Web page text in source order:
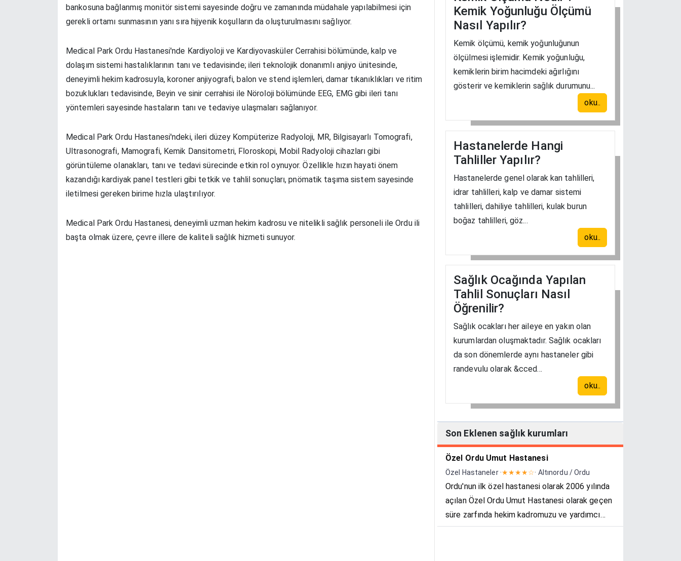
bankosuna bağlanmış monitör sistemi sayesinde doğru ve zamanında müdahale yapılabilmesi için
gerekli ortamı sunmasının yanı sıra hijyenik koşulların da oluşturulmasını sağlıyor.
Medical Park Ordu Hastanesi'nde Kardiyoloji ve Kardiyovasküler Cerrahisi bölümünde, kalp ve
dolaşım sistemi hastalıklarının tanı ve tedavisinde; ileri teknolojik donanımlı anjiyo ünitesinde,
deneyimli hekim kadrosuyla, koroner anjiyografi, balon ve stend işlemleri, damar tıkanıklıkları ve ritim
bozuklukları tedavisinde, Beyin ve sinir cerrahisi ile Nöroloji bölümünde EEG, EMG gibi ileri tanı
yöntemleri sayesinde hastaların tanı ve tedaviye ulaşmaları sağlanıyor.
Medical Park Ordu Hastanesi'ndeki, ileri düzey Kompüterize Radyoloji, MR, Bilgisayarlı Tomografi,
Ultrasonografi, Mamografi, Kemik Dansitometri, Floroskopi, Mobil Radyoloji cihazları gibi
görüntüleme olanakları, tanı ve tedavi sürecinde etkin rol oynuyor. Özellikle hızın hayati önem
kazandığı kardiyak panel testleri gibi tetkik ve tahlil sonuçları, pnömatik taşıma sistem sayesinde
iletilmesi gereken birime hızla ulaştırılıyor.
Medical Park Ordu Hastanesi, deneyimli uzman hekim kadrosu ve nitelikli sağlık personeli ile Ordu ili
başta olmak üzere, çevre illere de kaliteli sağlık hizmeti sunuyor.
Kemik Yoğunluğu Ölçümü
Nasıl Yapılır?
Kemik ölçümü, kemik yoğunluğunun
ölçülmesi işlemidir. Kemik yoğunluğu,
kemiklerin birim hacimdeki ağırlığını
gösterir ve kemiklerin sağlık durumunu...
oku..
Hastanelerde Hangi
Tahliller Yapılır?
Hastanelerde genel olarak kan tahlilleri,
idrar tahlilleri, kalp ve damar sistemi
tahlilleri, dahiliye tahlilleri, kulak burun
boğaz tahlilleri, göz...
oku..
Sağlık Ocağında Yapılan
Tahlil Sonuçları Nasıl
Öğrenilir?
Sağlık ocakları her aileye en yakın olan
kurumlardan oluşmaktadır. Sağlık ocakları
da son dönemlerde aynı hastaneler gibi
randevulu olarak &cced...
oku..
Son Eklenen sağlık kurumları
Özel Ordu Umut Hastanesi
Özel Hastaneler ·★★★★☆· Altınordu / Ordu
Ordu'nun ilk özel hastanesi olarak 2006 yılında
açılan Özel Ordu Umut Hastanesi olarak geçen
süre zarfında hekim kadromuzu ve yardımcı
sağlık personeli kadromuzu güçlendirerek